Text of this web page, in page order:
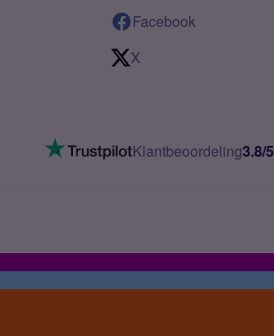
Facebook
X
Klantbeoordeling3.8/5